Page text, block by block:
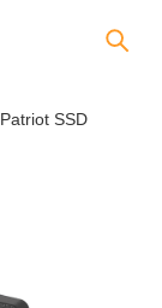
Patriot SSD